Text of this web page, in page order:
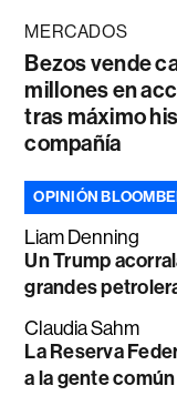
MERCADOS
Bezos vende
millones en
tras máximo
compañía
OPINIÓN
Liam Denning
Un Trump
grandes
Claudia Sahm
La Reserva
a la gente común